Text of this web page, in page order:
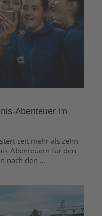
Abenteuer im
seit mehr als zehn
Abenteuern für den
nach den ...